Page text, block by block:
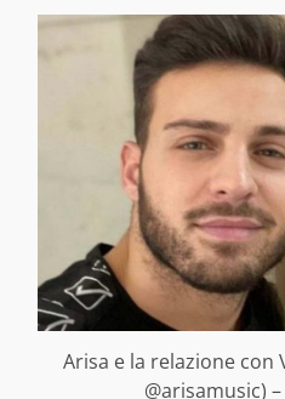
Arisa e la relazione con
@arisamusic)